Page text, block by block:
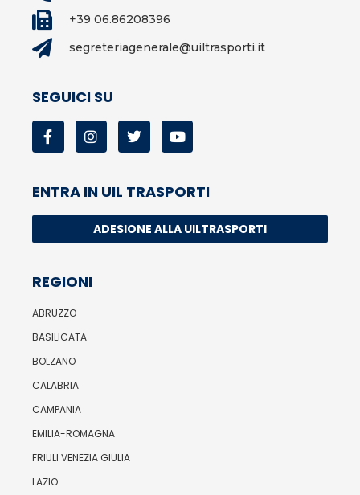
+39 06.86208396
segreteriagenerale@uiltrasporti.it
SEGUICI SU
ENTRA IN UIL TRASPORTI
ADESIONE ALLA UILTRASPORTI
REGIONI
ABRUZZO
BASILICATA
BOLZANO
CALABRIA
CAMPANIA
EMILIA-ROMAGNA
FRIULI VENEZIA GIULIA
LAZIO